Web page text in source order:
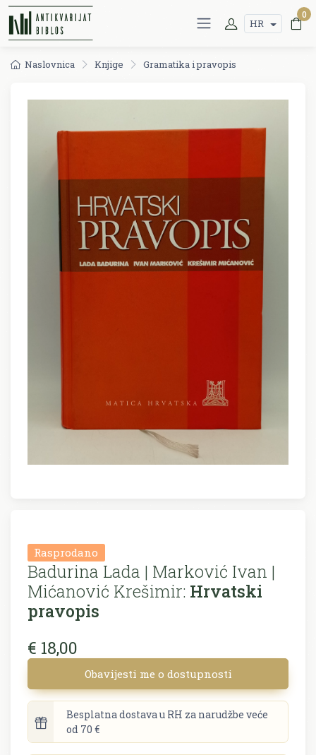
HR
0
Naslovnica Knjige Gramatika i pravopis
Rasprodano
Badurina Lada | Marković Ivan |
Mićanović Krešimir: Hrvatski
pravopis
€ 18,00
Obavijesti me o dostupnosti
Besplatna dostava u RH za narudžbe veće
od 70 €